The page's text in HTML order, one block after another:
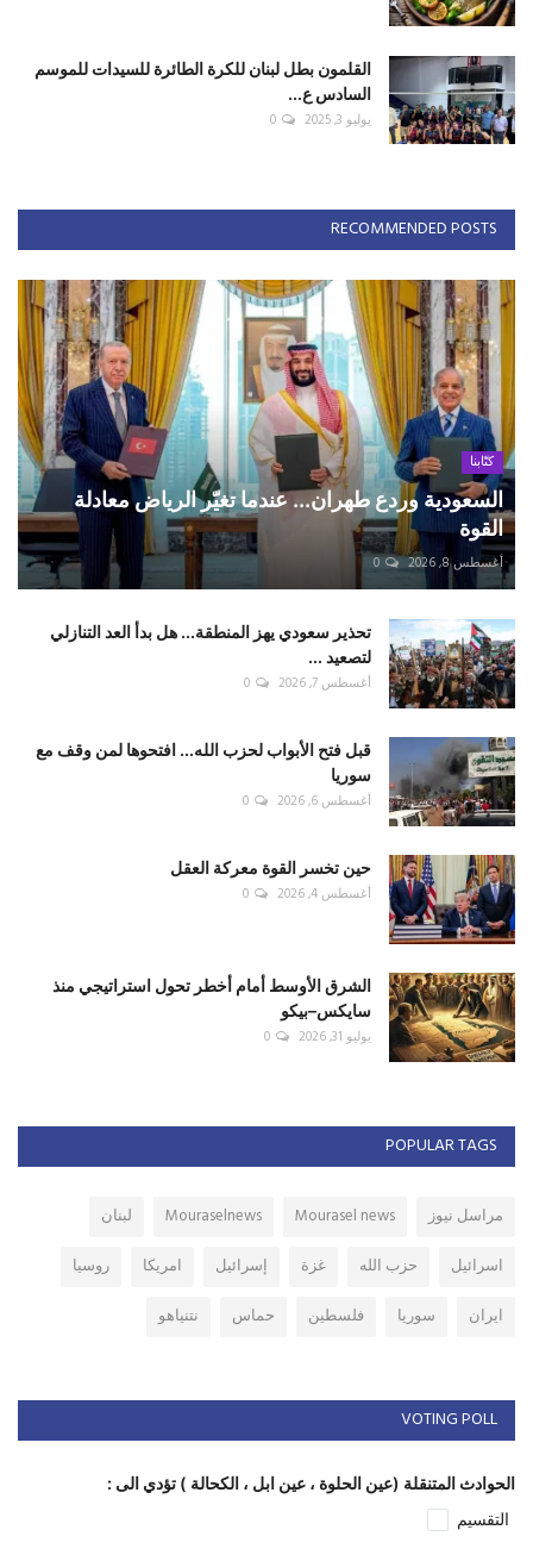
القلمون بطل لبنان للكرة الطائرة للسيدات للموسم
السادس ع...
يوليو 3, 2025 0
RECOMMENDED POSTS
كتّابنا
السعودية وردع طهران... عندما تغيّر الرياض معادلة
القوة
أغسطس 8, 2026 0
تحذير سعودي يهز المنطقة... هل بدأ العد التنازلي
لتصعيد ...
أغسطس 7, 2026 0
قبل فتح الأبواب لحزب الله... افتحوها لمن وقف مع
سوريا
أغسطس 6, 2026 0
حين تخسر القوة معركة العقل
أغسطس 4, 2026 0
الشرق الأوسط أمام أخطر تحول استراتيجي منذ
سايكس–بيكو
يوليو 31, 2026 0
POPULAR TAGS
مراسل نيوز Mourasel news
Mouraselnews
لبنان
اسرائيل
حزب الله غزة إسرائيل امريكا
روسيا
ايران
سوريا فلسطين حماس نتنياهو
VOTING POLL
الحوادث المتنقلة (عين الحلوة ، عين ابل ، الكحالة ) تؤدي الى :
التقسيم